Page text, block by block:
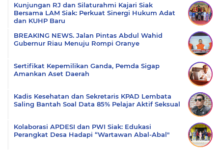
Kunjungan RJ dan Silaturahmi Kajari Siak
Bersama LAM Siak: Perkuat Sinergi Hukum Adat
dan KUHP Baru
BREAKING NEWS. Jalan Pintas Abdul Wahid
Gubernur Riau Menuju Rompi Oranye
Sertifikat Kepemilikan Ganda, Pemda Sigap
Amankan Aset Daerah
Kadis Kesehatan dan Sekretaris KPAD Lembata
Saling Bantah Soal Data 85% Pelajar Aktif Seksual
Kolaborasi APDESI dan PWI Siak: Edukasi
Perangkat Desa Hadapi “Wartawan Abal-Abal"